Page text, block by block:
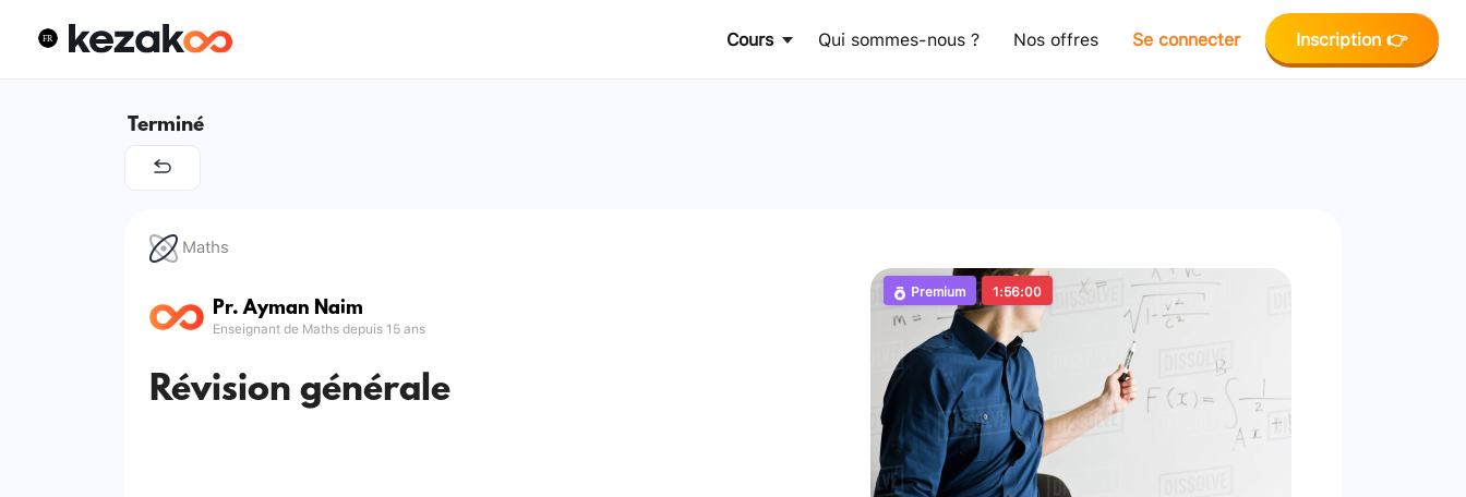
Cours Qui sommes-nous ? Nos offres Se connecter Inscription 👉
Terminé
Maths
Pr. Ayman Naim
Enseignant de Maths depuis 15 ans
Révision générale
Premium 1:56:00